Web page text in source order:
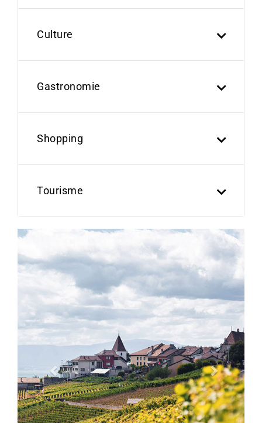
Culture
Gastronomie
Shopping
Tourisme
Previous Next